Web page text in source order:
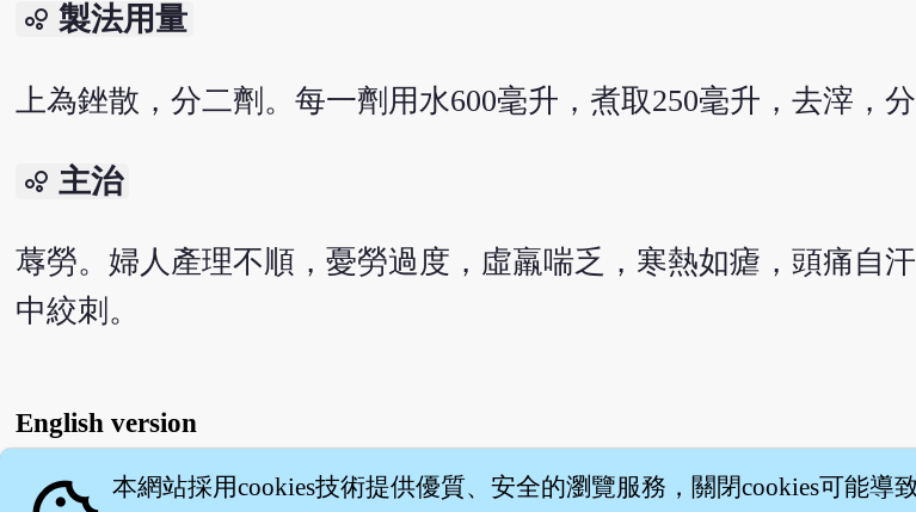
bubble_chart 製法用量
上為銼散，分二劑。每一劑用水600毫升，煮取250毫升，去滓，分
bubble_chart 主治
蓐勞。婦人產理不順，憂勞過度，虛羸喘乏，寒熱如瘧，頭痛自
中絞刺。
English version
本網站採用cookies技術提供優質、安全的瀏覽服務，關閉cookies可能導